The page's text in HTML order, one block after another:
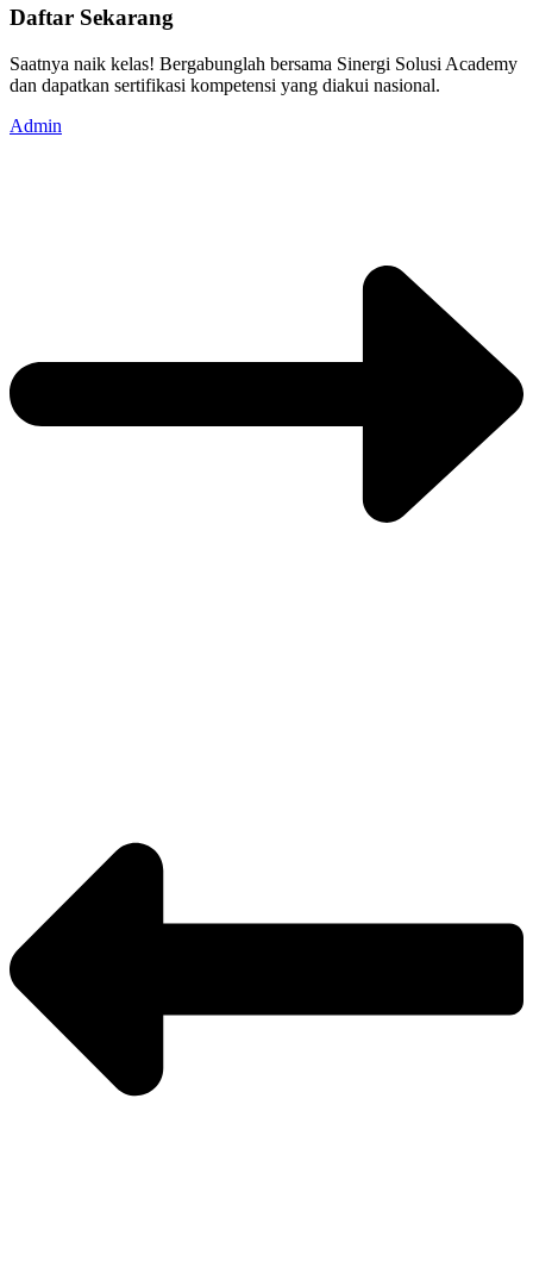
Daftar Sekarang
Saatnya naik kelas! Bergabunglah bersama Sinergi Solusi Academy
dan dapatkan sertifikasi kompetensi yang diakui nasional.
Admin